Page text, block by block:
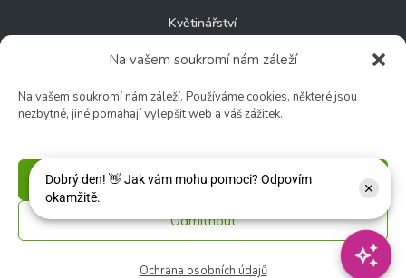
Na vašem soukromí nám záleží
Na vašem soukromí nám záleží. Používáme cookies, některé jsou
nezbytné, jiné pomáhají vylepšit web a váš zážitek.
Příjmout
Odmítnout
Ochrana osobních údajů
Květinářství
🚫 Ne - Po: ZAVŘENO
✉️ e-shop@zcstrakovo.cz
Sledujte nás: